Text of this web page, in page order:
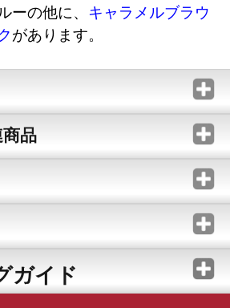
ーの他に、 キャラメルブラウ
があります。
品
ガイド